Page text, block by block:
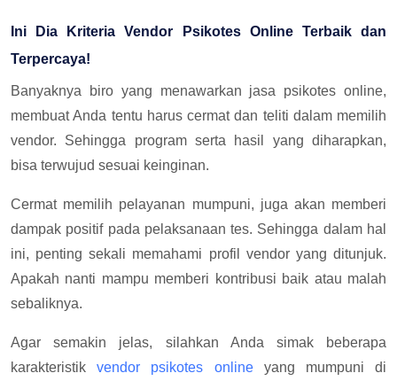
Ini Dia Kriteria Vendor Psikotes Online Terbaik dan
Terpercaya!
Banyaknya biro yang menawarkan jasa psikotes online,
membuat Anda tentu harus cermat dan teliti dalam memilih
vendor. Sehingga program serta hasil yang diharapkan,
bisa terwujud sesuai keinginan.
Cermat memilih pelayanan mumpuni, juga akan memberi
dampak positif pada pelaksanaan tes. Sehingga dalam hal
ini, penting sekali memahami profil vendor yang ditunjuk.
Apakah nanti mampu memberi kontribusi baik atau malah
sebaliknya.
Agar semakin jelas, silahkan Anda simak beberapa
karakteristikvendor psikotes onlineyang mumpuni di